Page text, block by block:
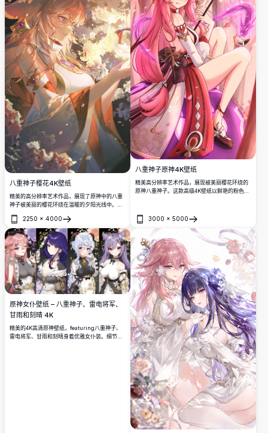
八重神子樱花4K壁纸
精美的高分辨率艺术作品，展现了原神中的八重
神子被美丽的樱花环绕在温暖的夕阳光线中。这
款优雅的动漫壁纸以生动的色彩和大气效果展示
了精致的细节，非常适合这款热门游戏的粉丝。
2250 × 4000
打开
八重神子原神4K壁纸
精美高分辨率艺术作品，展现被美丽樱花环绕的
原神八重神子。这款高级4K壁纸以鲜艳的粉色和
3000 × 5000
打开
原神女仆壁纸 – 八重神子、雷电将军、
甘雨和刻晴 4K
精美的4K高清原神壁纸，featuring八重神子、
雷电将军、甘雨和刻晴身着优雅女仆装。细节精